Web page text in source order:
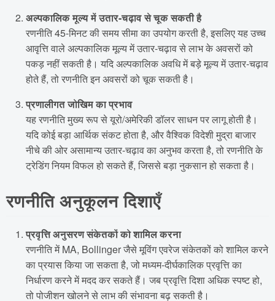
अल्पकालिक मूल्य में उतार-चढ़ाव से चूक सकती है
रणनीति 45-मिनट की समय सीमा का उपयोग करती है, इसलिए यह उच्च
आवृत्ति वाले अल्पकालिक मूल्य में उतार-चढ़ाव से लाभ के अवसरों को
पकड़ नहीं सकती है। यदि अल्पकालिक अवधि में बड़े मूल्य में उतार-चढ़ाव
होते हैं, तो रणनीति इन अवसरों को चूक सकती है।
प्रणालीगत जोखिम का प्रभाव
यह रणनीति मुख्य रूप से यूरो/अमेरिकी डॉलर साधन पर लागू होती है।
यदि कोई बड़ा आर्थिक संकट होता है, और वैश्विक विदेशी मुद्रा बाजार
नीचे की ओर असामान्य उतार-चढ़ाव का अनुभव करता है, तो रणनीति के
ट्रेडिंग नियम विफल हो सकते हैं, जिससे बड़ा नुकसान हो सकता है।
रणनीति अनुकूलन दिशाएँ
प्रवृत्ति अनुसरण संकेतकों को शामिल करना
रणनीति में MA, Bollinger जैसे मूविंग एवरेज संकेतकों को शामिल करने
का प्रयास किया जा सकता है, जो मध्यम-दीर्घकालिक प्रवृत्ति का
निर्धारण करने में मदद कर सकते हैं। जब प्रवृत्ति दिशा अधिक स्पष्ट हो,
तो पोजीशन खोलने से लाभ की संभावना बढ़ सकती है।